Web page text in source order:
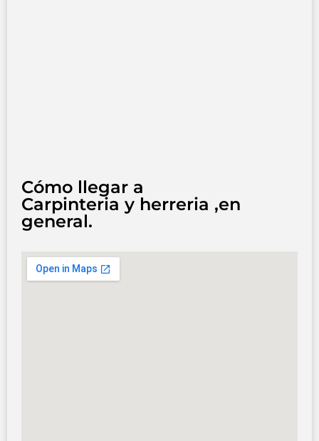
Cómo llegar a
Carpinteria y herreria ,en
general.